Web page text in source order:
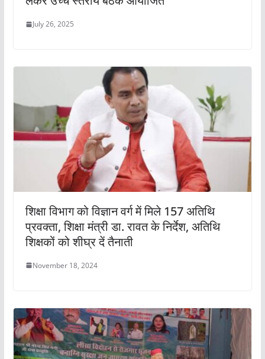
July 26, 2025
शिक्षा विभाग को विज्ञान वर्ग में मिले 157 अतिथि
प्रवक्ता, शिक्षा मंत्री डा. रावत के निर्देश, अतिथि
शिक्षकों को शीघ्र दें तैनाती
November 18, 2024